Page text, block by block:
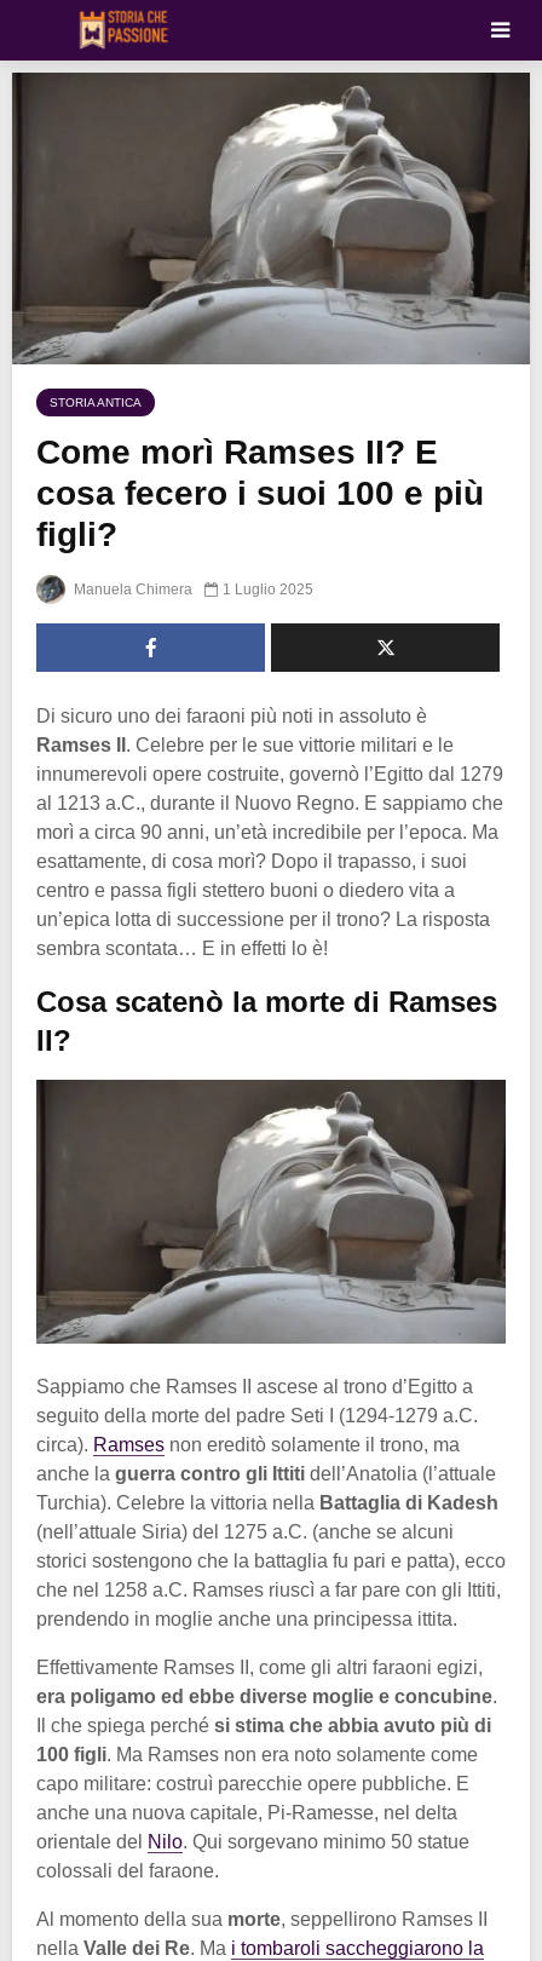
STORIA ANTICA
Come morì Ramses II? E
cosa fecero i suoi 100 e più
figli?
Manuela Chimera 1 Luglio 2025
Di sicuro uno dei faraoni più noti in assoluto è
Ramses II . Celebre per le sue vittorie militari e le
innumerevoli opere costruite, governò l’Egitto dal 1279
al 1213 a.C., durante il Nuovo Regno. E sappiamo che
morì a circa 90 anni, un’età incredibile per l’epoca. Ma
esattamente, di cosa morì? Dopo il trapasso, i suoi
centro e passa figli stettero buoni o diedero vita a
un’epica lotta di successione per il trono? La risposta
sembra scontata… E in effetti lo è!
Cosa scatenò la morte di Ramses
II?
Sappiamo che Ramses II ascese al trono d’Egitto a
seguito della morte del padre Seti I (1294-1279 a.C.
circa). Ramses non ereditò solamente il trono, ma
anche la guerra contro gli Ittiti dell’Anatolia (l’attuale
Turchia). Celebre la vittoria nella Battaglia di Kadesh
(nell’attuale Siria) del 1275 a.C. (anche se alcuni
storici sostengono che la battaglia fu pari e patta), ecco
che nel 1258 a.C. Ramses riuscì a far pare con gli Ittiti,
prendendo in moglie anche una principessa ittita.
Effettivamente Ramses II, come gli altri faraoni egizi,
era poligamo ed ebbe diverse moglie e concubine.
Il che spiega perché si stima che abbia avuto più di
100 figli. Ma Ramses non era noto solamente come
capo militare: costruì parecchie opere pubbliche. E
anche una nuova capitale, Pi-Ramesse, nel delta
orientale del Nilo. Qui sorgevano minimo 50 statue
colossali del faraone.
Al momento della sua morte, seppellirono Ramses II
nella Valle dei Re. Ma i tombaroli saccheggiarono la